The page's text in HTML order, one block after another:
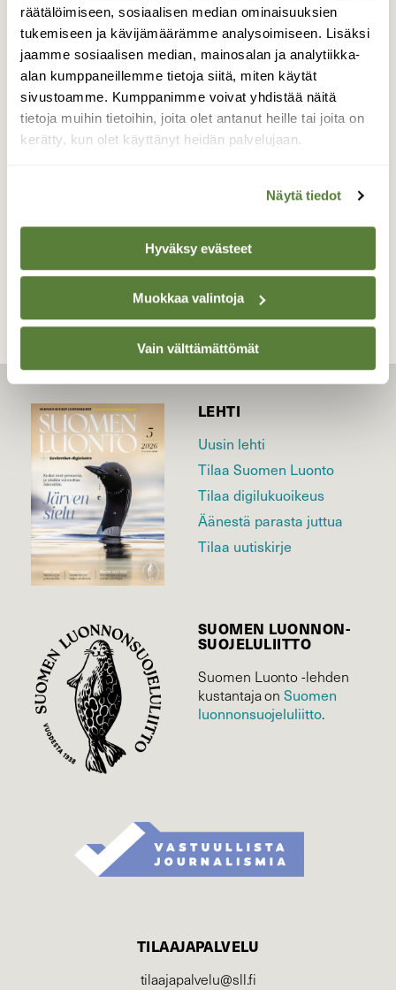
räätälöimiseen, sosiaalisen median ominaisuuksien
tukemiseen ja kävijämäärämme analysoimiseen. Lisäksi
jaamme sosiaalisen median, mainosalan ja analytiikka-
alan kumppaneillemme tietoja siitä, miten käytät
sivustoamme. Kumppanimme voivat yhdistää näitä
tietoja muihin tietoihin, joita olet antanut heille tai joita on
kerätty, kun olet käyttänyt heidän palvelujaan.
Näytä tiedot
Hyväksy evästeet
Muokkaa valintoja
Vain välttämättömät
Matka alkaa
Ohdake, ongelmarikkakasvi levittää
tehokkaasti siemenensä viljamaille ja
niityille.
TAKAISIN LISTAAN
LEHTI
Uusin lehti
Tilaa Suomen Luonto
Tilaa digilukuoikeus
Äänestä parasta juttua
Tilaa uutiskirje
SUOMEN LUONNON­
SUOJELU­LIITTO
Suomen Luonto -lehden
kustantaja onSuomen
luonnonsuojelu­liitto.
TILAAJAPALVELU
tilaajapalvelu@sll.fi